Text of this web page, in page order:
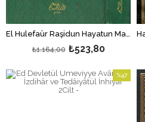
₺523,80
₺1.164,00
%47
İndirim
%47İndirim